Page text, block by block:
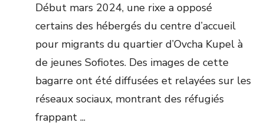
Début mars 2024, une rixe a opposé
certains des hébergés du centre d’accueil
pour migrants du quartier d’Ovcha Kupel à
de jeunes Sofiotes. Des images de cette
bagarre ont été diffusées et relayées sur les
réseaux sociaux, montrant des réfugiés
frappant ...